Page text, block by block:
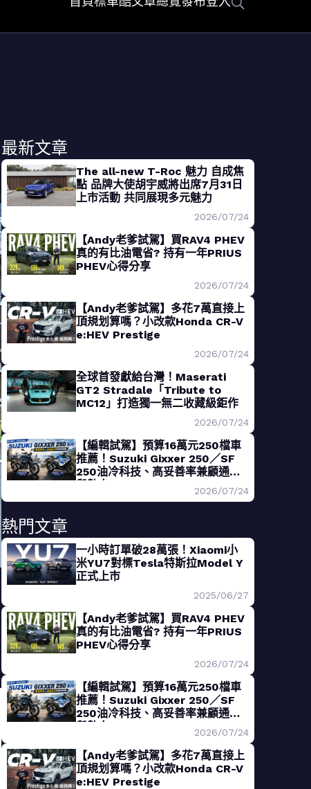
最新文章
The all-new T-Roc 魅力 自成焦
點 品牌大使胡宇威將出席7月31日
上市活動 共同展現多元魅力
2026/07/24
【Andy老爹試駕】買RAV4 PHEV
真的有比油電省? 持有一年PRIUS
PHEV心得分享
2026/07/24
【Andy老爹試駕】多花7萬直接上
頂規划算嗎？小改款Honda CR-V
e:HEV Prestige
2026/07/24
全球首發獻給台灣！Maserati
GT2 Stradale「Tribute to
MC12」打造獨一無二收藏級鉅作
2026/07/24
【編輯試駕】預算16萬元250檔車
推薦！Suzuki Gixxer 250／SF
250油冷科技、高妥善率兼顧通勤
與熱血
2026/07/24
熱門文章
一小時訂單破28萬張！Xiaomi小
米YU7對標Tesla特斯拉Model Y
正式上市
2025/06/27
【Andy老爹試駕】買RAV4 PHEV
真的有比油電省? 持有一年PRIUS
PHEV心得分享
2026/07/24
【編輯試駕】預算16萬元250檔車
推薦！Suzuki Gixxer 250／SF
250油冷科技、高妥善率兼顧通勤
與熱血
2026/07/24
【Andy老爹試駕】多花7萬直接上
頂規划算嗎？小改款Honda CR-V
e:HEV Prestige